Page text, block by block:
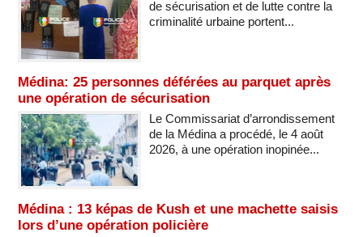
de sécurisation et de lutte contre la
criminalité urbaine portent...
Médina: 25 personnes déférées au parquet après
une opération de sécurisation
Le Commissariat d’arrondissement
de la Médina a procédé, le 4 août
2026, à une opération inopinée...
Médina : 13 képas de Kush et une machette saisis
lors d’une opération policière